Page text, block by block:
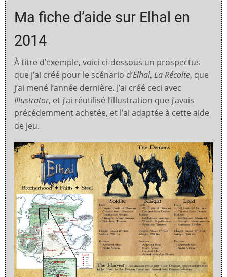
Ma fiche d’aide sur Elhal en
2014
À titre d’exemple, voici ci-dessous un prospectus
que j’ai créé pour le scénario d’Elhal, La Récolte, que
j’ai mené l’année dernière. J’ai créé ceci avec
Illustrator, et j’ai réutilisé l’illustration que j’avais
précédemment achetée, et l’ai adaptée à cette aide
de jeu.